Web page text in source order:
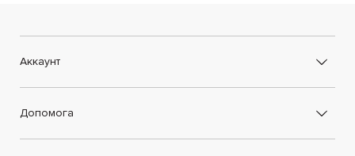
Аккаунт
Допомога